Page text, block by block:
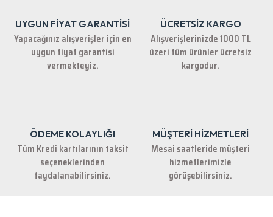
Ürün bilgilerinde hatalar bulunuyor.
Ürün fiyatı diğer sitelerden daha pahalı.
Bu ürüne benzer farklı alternatifler olmalı.
UYGUN FİYAT GARANTİSİ
Yapacağınız alışverişler için en
uygun fiyat garantisi
vermekteyiz.
ÜCRETSİZ KARGO
Alışverişlerinizde 1000 TL
üzeri tüm ürünler ücretsiz
kargodur.
ÖDEME KOLAYLIĞI
Tüm Kredi kartılarının taksit
seçeneklerinden
faydalanabilirsiniz.
MÜŞTERİ HİZMETLERİ
Mesai saatleride müşteri
hizmetlerimizle
görüşebilirsiniz.